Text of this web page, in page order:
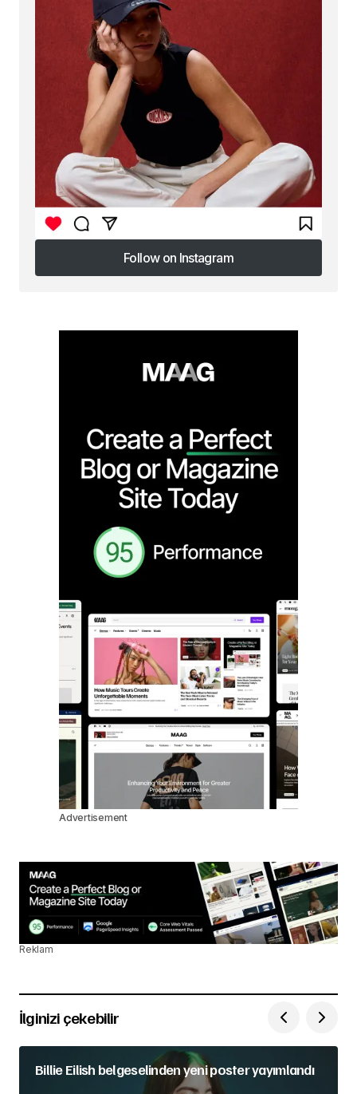
Follow on Instagram
Follow on Instagram
Advertisement
Reklam
İlginizi çekebilir
Billie Eilish belgeselinden yeni poster yayımlandı